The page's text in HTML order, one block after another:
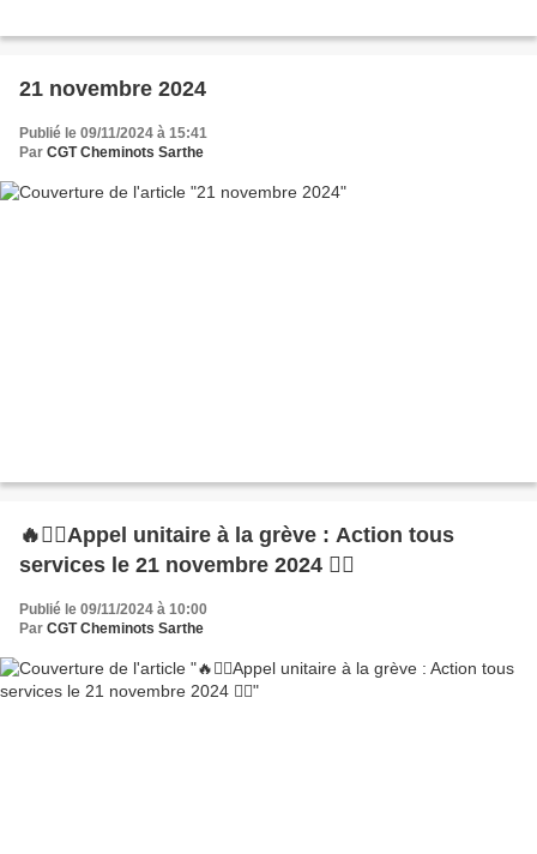
21 novembre 2024
Publié le 09/11/2024 à 15:41
Par CGT Cheminots Sarthe
🔥✊🏼Appel unitaire à la grève : Action tous
services le 21 novembre 2024 ✊🏼
Publié le 09/11/2024 à 10:00
Par CGT Cheminots Sarthe